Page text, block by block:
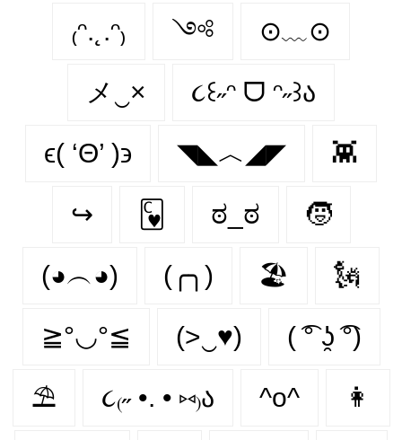
₍ᵔ.˛.ᵔ₎ ༺ ⊙﹏⊙
メ‿× ૮꒰˶ᵔ ᗜ ᵔ˶꒱ა
ϵ( ‘Θ’ )϶ ◥◣︿◢◤ 👾
↪ 🂼 ಠ_ಠ 🧒
(◕︵◕) (╭╮) 🏖 🗽
≧°◡°≦ (>‿♥) ( ͡° ʖ̯ ͡°)
⛱ ૮₍˶ •. • ⑅₎ა ^o^ 👩